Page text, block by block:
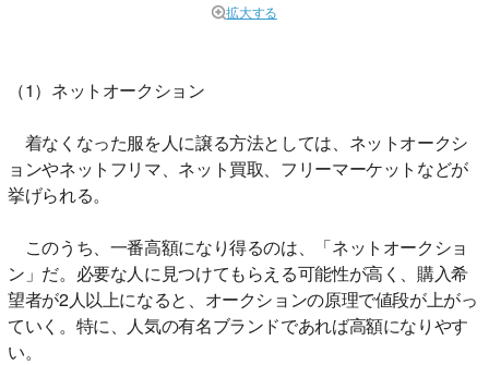
拡大する
（1）ネットオークション
着なくなった服を人に譲る方法としては、ネットオークシ
ョンやネットフリマ、ネット買取、フリーマーケットなどが
挙げられる。
このうち、一番高額になり得るのは、「ネットオークショ
ン」だ。必要な人に見つけてもらえる可能性が高く、購入希
望者が2人以上になると、オークションの原理で値段が上がっ
ていく。特に、人気の有名ブランドであれば高額になりやす
い。